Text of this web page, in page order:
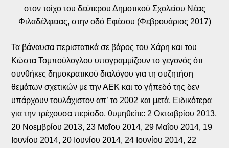
στον τοίχο του δεύτερου Δημοτικού Σχολείου Νέας
Φιλαδέλφειας, στην οδό Εφέσου (Φεβρουάριος 2017)
Τα βάναυσα περιστατικά σε βάρος του Χάρη και του
Κώστα Τομπούλογλου υπογραμμίζουν το γεγονός ότι
συνθήκες δημοκρατικού διαλόγου για τη συζητήση
θεμάτων σχετικών με την ΑΕΚ και το γήπεδό της δεν
υπάρχουν τουλάχιστον απ’ το 2002 και μετά. Ειδικότερα
για την τρέχουσα περίοδο, θυμηθείτε: 2 Οκτωβρίου 2013,
20 Νοεμβρίου 2013, 23 Μαΐου 2014, 29 Μαΐου 2014, 19
Ιουνίου 2014, 20 Ιουνίου 2014, 24 Ιουνίου 2014, 22